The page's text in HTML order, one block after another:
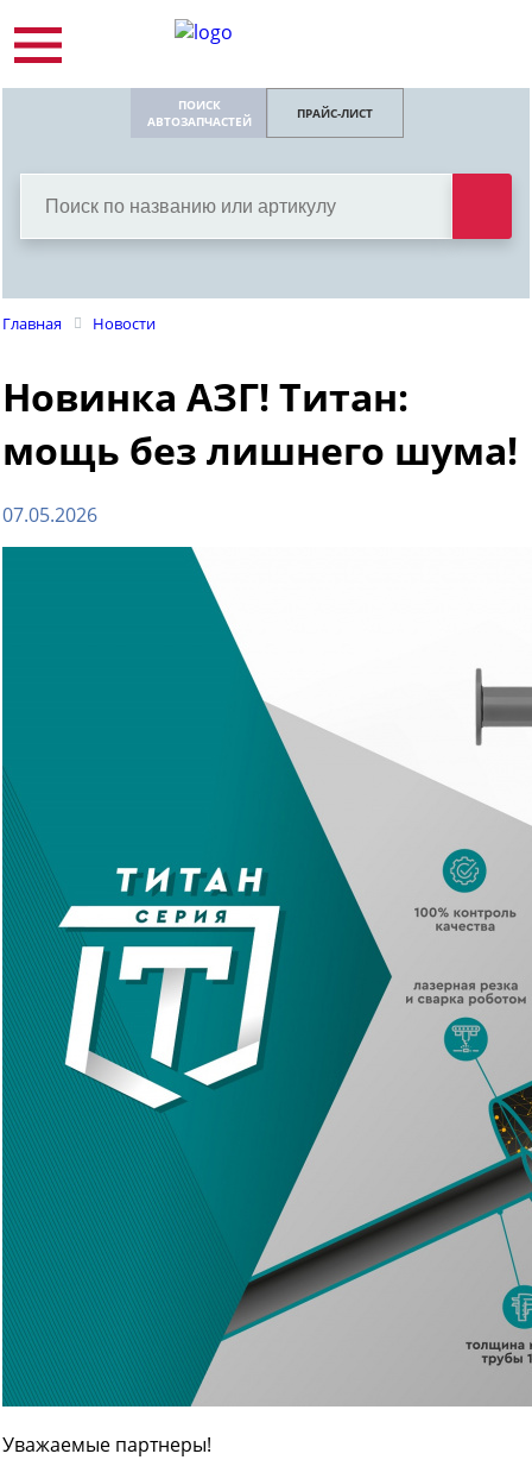
ПОИСК
АВТОЗАПЧАСТЕЙ
ПРАЙС-ЛИСТ
Главная Новости
Новинка АЗГ! Титан:
мощь без лишнего шума!
07.05.2026
Уважаемые партнеры!